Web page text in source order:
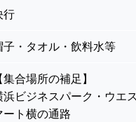
行
子・タオル・飲料水等
【集合場所の補足】
浜ビジネスパーク・ウエ
ート横の通路